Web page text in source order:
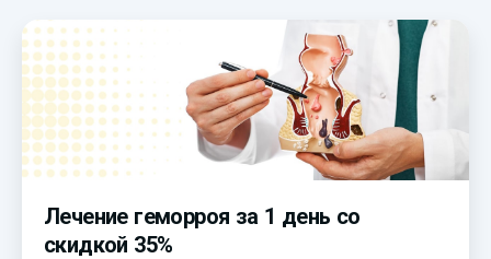
Лечение геморроя за 1 день со
скидкой 35%